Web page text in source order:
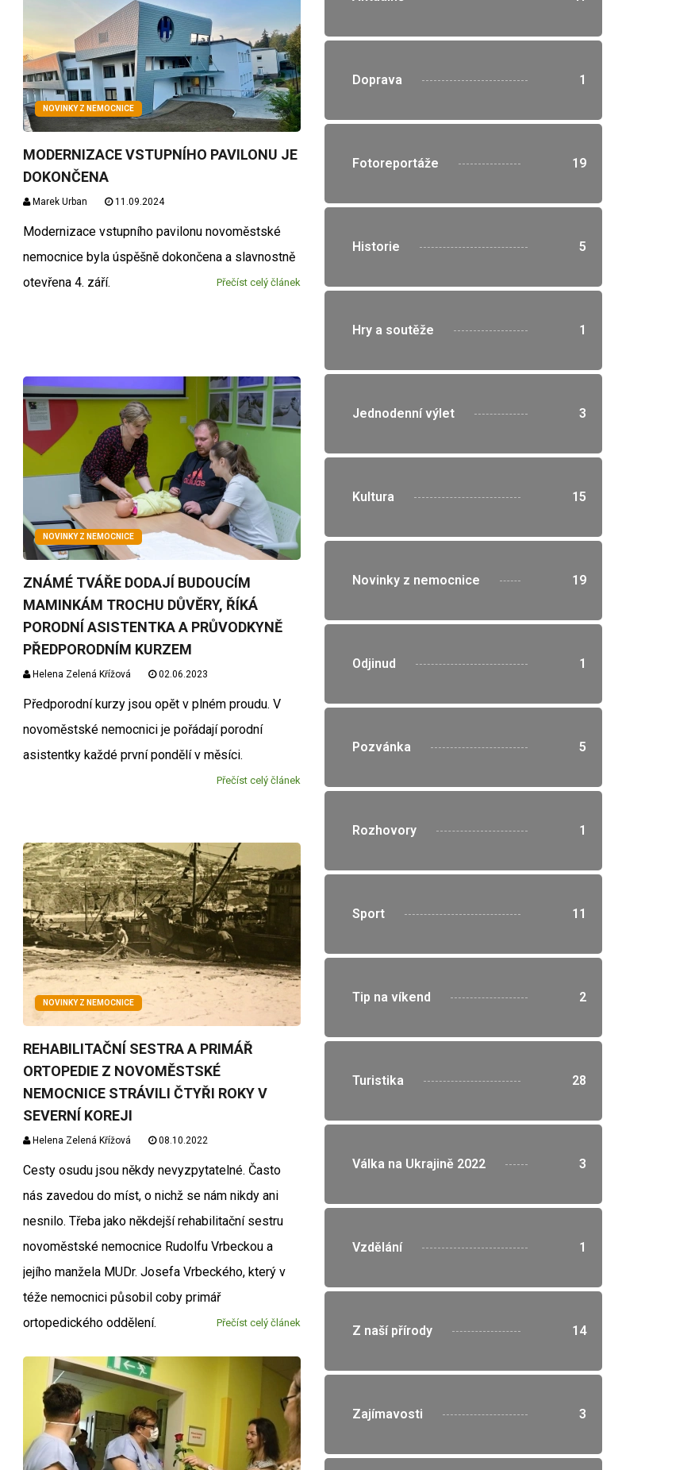
NOVINKY Z NEMOCNICE
MODERNIZACE VSTUPNÍHO PAVILONU JE
DOKONČENA
Marek Urban 11.09.2024
Modernizace vstupního pavilonu novoměstské
nemocnice byla úspěšně dokončena a slavnostně
otevřena 4. září.
Přečíst celý článek
NOVINKY Z NEMOCNICE
ZNÁMÉ TVÁŘE DODAJÍ BUDOUCÍM
MAMINKÁM TROCHU DŮVĚRY, ŘÍKÁ
PORODNÍ ASISTENTKA A PRŮVODKYNĚ
PŘEDPORODNÍM KURZEM
Helena Zelená Křížová 02.06.2023
Předporodní kurzy jsou opět v plném proudu. V
novoměstské nemocnici je pořádají porodní
asistentky každé první pondělí v měsíci.
Přečíst celý článek
NOVINKY Z NEMOCNICE
REHABILITAČNÍ SESTRA A PRIMÁŘ
ORTOPEDIE Z NOVOMĚSTSKÉ
NEMOCNICE STRÁVILI ČTYŘI ROKY V
SEVERNÍ KOREJI
Helena Zelená Křížová 08.10.2022
Cesty osudu jsou někdy nevyzpytatelné. Často
nás zavedou do míst, o nichž se nám nikdy ani
nesnilo. Třeba jako někdejší rehabilitační sestru
novoměstské nemocnice Rudolfu Vrbeckou a
jejího manžela MUDr. Josefa Vrbeckého, který v
téže nemocnici působil coby primář
ortopedického oddělení.
Přečíst celý článek
Doprava 1
Fotoreportáže 19
Historie 5
Hry a soutěže 1
Jednodenní výlet 3
Kultura 15
Novinky z nemocnice 19
Odjinud 1
Pozvánka 5
Rozhovory 1
Sport 11
Tip na víkend 2
Turistika 28
Válka na Ukrajině 2022 3
Vzdělání 1
Z naší přírody 14
Zajímavosti 3